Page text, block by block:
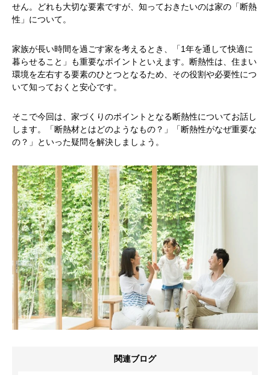
せん。どれも大切な要素ですが、知っておきたいのは家の「断熱
性」について。
家族が長い時間を過ごす家を考えるとき、「1年を通して快適に
暮らせること」も重要なポイントといえます。断熱性は、住まい
環境を左右する要素のひとつとなるため、その役割や必要性につ
いて知っておくと安心です。
そこで今回は、家づくりのポイントとなる断熱性についてお話し
します。「断熱材とはどのようなもの？」「断熱性がなぜ重要な
の？」といった疑問を解決しましょう。
関連ブログ